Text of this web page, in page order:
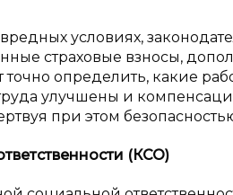
условиях,
страховые взносы,
определить, какие
улучшены и
при этом
(КСО)